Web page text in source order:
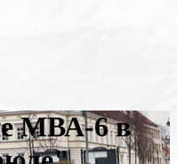
МВА-6 в